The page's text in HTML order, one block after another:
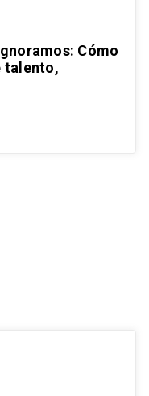
Cómo
talento,